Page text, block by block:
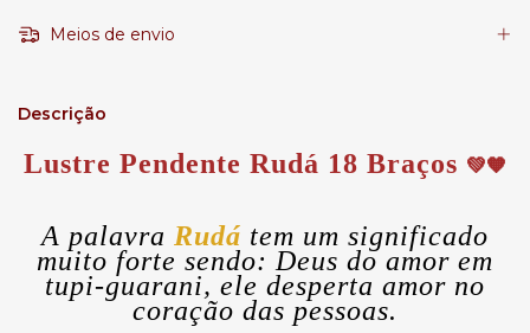
Meios de envio
Descrição
Lustre Pendente Rudá 18 Braços 💚🧡
A palavra Rudá tem um significado
muito forte sendo: Deus do amor em
tupi-guarani, ele desperta amor no
coração das pessoas.